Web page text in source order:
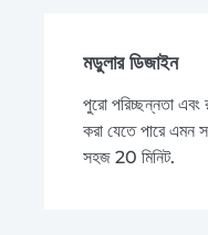
মডুলার ডিজাইন
পুরো পরিচ্ছন্নতা এবং
করা যেতে পারে এমন
সহজ 20 মিনিট.